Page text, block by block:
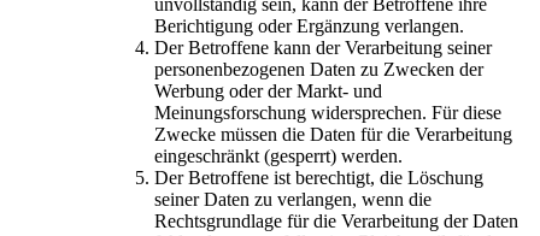
unvollständig sein, kann der Betroffene ihre
Berichtigung oder Ergänzung verlangen.
Der Betroffene kann der Verarbeitung seiner
personenbezogenen Daten zu Zwecken der
Werbung oder der Markt- und
Meinungsforschung widersprechen. Für diese
Zwecke müssen die Daten für die Verarbeitung
eingeschränkt (gesperrt) werden.
Der Betroffene ist berechtigt, die Löschung
seiner Daten zu verlangen, wenn die
Rechtsgrundlage für die Verarbeitung der Daten